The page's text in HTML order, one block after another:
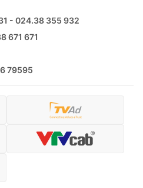
- 024.38 355 932
671 671
79595